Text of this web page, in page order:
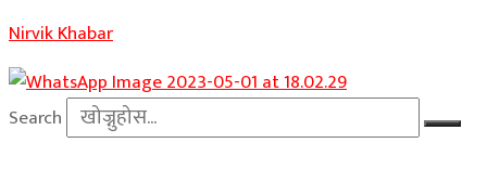
Nirvik Khabar
Search